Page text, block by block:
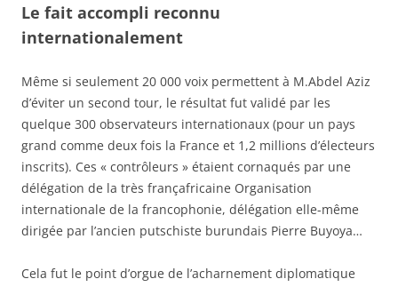
Le fait accompli reconnu
internationalement
Même si seulement 20 000 voix permettent à M.Abdel Aziz
d’éviter un second tour, le résultat fut validé par les
quelque 300 observateurs internationaux (pour un pays
grand comme deux fois la France et 1,2 millions d’électeurs
inscrits). Ces « contrôleurs » étaient cornaqués par une
délégation de la très françafricaine Organisation
internationale de la francophonie, délégation elle-même
dirigée par l’ancien putschiste burundais Pierre Buyoya…
Cela fut le point d’orgue de l’acharnement diplomatique